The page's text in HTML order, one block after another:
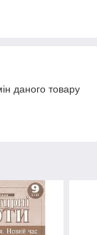
даного товару